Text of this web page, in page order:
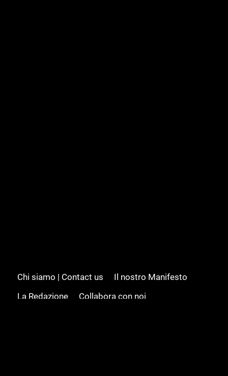
Chi siamo | Contact us
Il nostro Manifesto
La Redazione
Collabora con noi